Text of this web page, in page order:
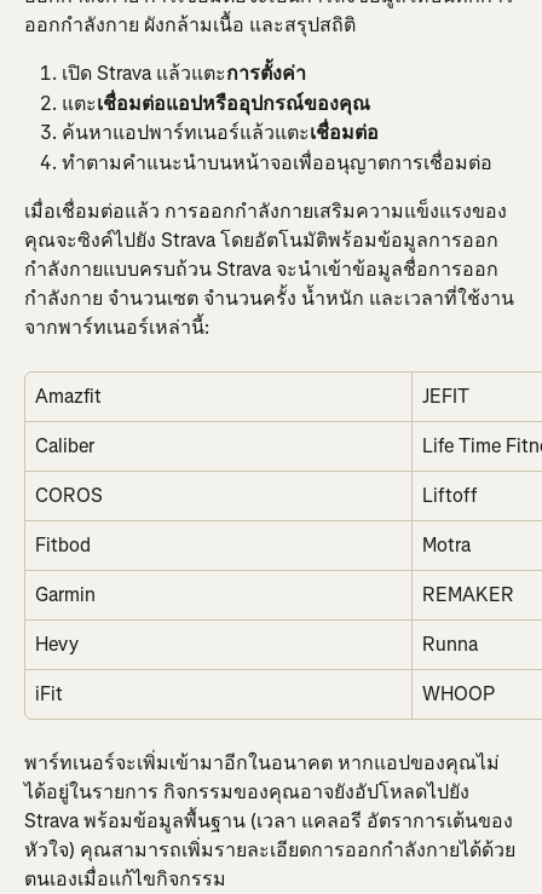
ออกกำลังกาย ผังกล้ามเนื้อ และสรุปสถิติ
เปิด Strava แล้วแตะการตั้งค่า
แตะเชื่อมต่อแอปหรืออุปกรณ์ของคุณ
ค้นหาแอปพาร์ทเนอร์แล้วแตะเชื่อมต่อ
ทำตามคำแนะนำบนหน้าจอเพื่ออนุญาตการเชื่อมต่อ
เมื่อเชื่อมต่อแล้ว การออกกำลังกายเสริมความแข็งแรงของ
คุณจะซิงค์ไปยัง Strava โดยอัตโนมัติพร้อมข้อมูลการออก
กำลังกายแบบครบถ้วน Strava จะนำเข้าข้อมูลชื่อการออก
กำลังกาย จำนวนเซต จำนวนครั้ง น้ำหนัก และเวลาที่ใช้งาน
จากพาร์ทเนอร์เหล่านี้:
Amazfit
JEFIT
Caliber
Life Time
COROS
Liftoff
Fitbod
Motra
Garmin
REMAKER
Hevy
Runna
iFit
WHOOP
พาร์ทเนอร์จะเพิ่มเข้ามาอีกในอนาคต หากแอปของคุณไม่
ได้อยู่ในรายการ กิจกรรมของคุณอาจยังอัปโหลดไปยัง
Strava พร้อมข้อมูลพื้นฐาน (เวลา แคลอรี อัตราการเต้นของ
หัวใจ) คุณสามารถเพิ่มรายละเอียดการออกกำลังกายได้ด้วย
ตนเองเมื่อแก้ไขกิจกรรม